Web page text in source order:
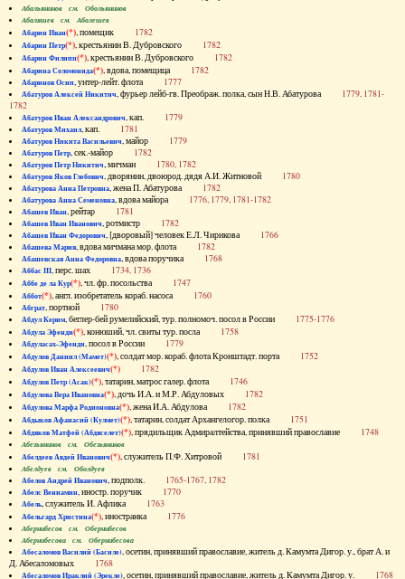
Абальянинов см. Обольянинов
Абаляшев см. Аболешев
Абарин Иван(*), помещик 1782
Абарин Петр(*), крестьянин В. Дубровского 1782
Абарин Филипп(*), крестьянин В. Дубровского 1782
Абарина Соломонида(*), вдова, помещица 1782
Абаринов Осип, унтер-лейт. флота 1777
Абатуров Алексей Никитич, фурьер лейб-гв. Преображ. полка, сын Н.В. Абатурова 1779, 1781-
1782
Абатуров Иван Александрович, кап. 1779
Абатуров Михаил, кап. 1781
Абатуров Никита Васильевич, майор 1779
Абатуров Петр, сек.-майор 1782
Абатуров Петр Никитич, мичман 1780, 1782
Абатуров Яков Глебович, дворянин, двоюрод. дядя А.И. Житновой 1780
Абатурова Анна Петровна, жена П. Абатурова 1782
Абатурова Анна Семеновна, вдова майора 1776, 1779, 1781-1782
Абашев Иван, рейтар 1781
Абашев Иван Иванович, ротмистр 1782
Абашев Иван Федорович, [дворовый] человек Е.Л. Чирикова 1766
Абашева Мария, вдова мичмана мор. флота 1782
Абашевская Анна Федоровна, вдова поручика 1768
Аббас III, перс. шах 1734, 1736
Аббе де ла Кур(*), чл. фр. посольства 1747
Аббот(*), англ. изобретатель кораб. насоса 1760
Абграт, портной 1780
Абдул Керим, беглер-бей румелийский, тур. полномоч. посол в России 1775-1776
Абдула Эфенди(*), конюший, чл. свиты тур. посла 1758
Абдуласах-Эфенди, посол в России 1779
Абдулов Даниил (Мамет)(*), солдат мор. кораб. флота Кронштадт. порта 1752
Абдулов Иван Алексеевич(*) 1782
Абдулов Петр (Асак)(*), татарин, матрос галер. флота 1746
Абдулова Вера Ивановна(*), дочь И.А. и М.Р. Абдуловых 1782
Абдулова Марфа Родионовна(*), жена И.А. Абдулова 1782
Абдыков Афанасий (Кулмет)(*), татарин, солдат Архангелогор. полка 1751
Абдяков Матфей (Абдяселет)(*), прядильщик Адмиралтейства, принявший православие 1748
Абезьянинов см. Обезьянинов
Абелдеев Авдей Иванович(*), служитель П.Ф. Хитровой 1781
Абелдуев см. Оболдуев
Абелов Андрей Иванович, подполк. 1765-1767, 1782
Абелс Вениамин, иностр. поручик 1770
Абель, служитель И. Афлика 1763
Абельгард Христина(*), иностранка 1776
Абернибесов см. Обернибесов
Абернибесова см. Обернибесова
Абесаломов Василий (Басиле), осетин, принявший православие, житель д. Камумта Дигор. у., брат А. и
Д. Абесаломовых 1768
Абесаломов Ираклий (Эрекле), осетин, принявший православие, житель д. Камумта Дигор. у. 1768